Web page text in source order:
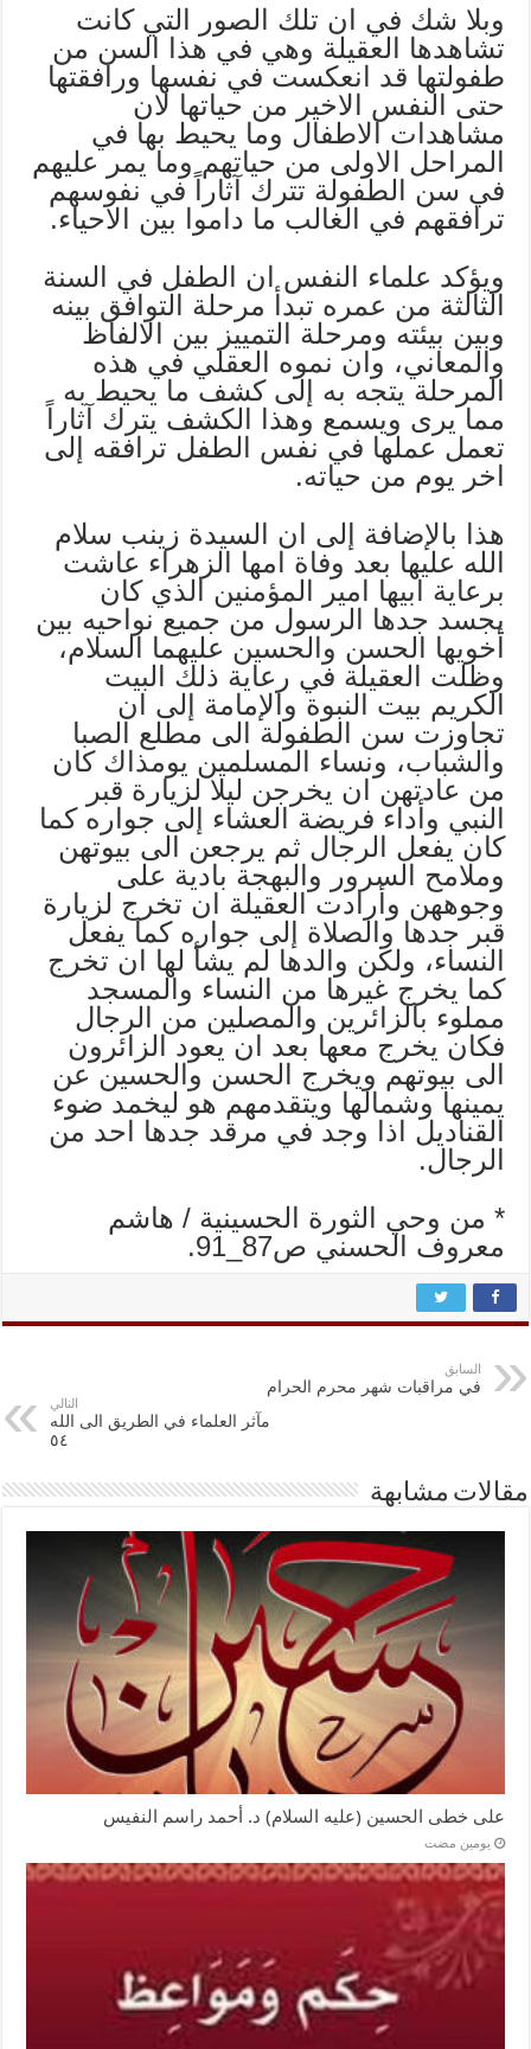
وبلا شك في ان تلك الصور التي كانت
تشاهدها العقيلة وهي في هذا السن من
طفولتها قد انعكست في نفسها ورافقتها
حتى النفس الاخير من حياتها لان
مشاهدات الاطفال وما يحيط بها في
المراحل الاولى من حياتهم وما يمر عليهم
في سن الطفولة تترك آثاراً في نفوسهم
ترافقهم في الغالب ما داموا بين الاحياء.
ويؤكد علماء النفس ان الطفل في السنة
الثالثة من عمره تبدأ مرحلة التوافق بينه
وبين بيئته ومرحلة التمييز بين الالفاظ
والمعاني، وان نموه العقلي في هذه
المرحلة يتجه به إلى كشف ما يحيط به
مما يرى ويسمع وهذا الكشف يترك آثاراً
تعمل عملها في نفس الطفل ترافقه إلى
اخر يوم من حياته.
هذا بالإضافة إلى ان السيدة زينب سلام
الله عليها بعد وفاة امها الزهراء عاشت
برعاية ابيها امير المؤمنين الذي كان
يجسد جدها الرسول من جميع نواحيه بين
أخويها الحسن والحسين عليهما السلام،
وظلت العقيلة في رعاية ذلك البيت
الكريم بيت النبوة والإمامة إلى ان
تجاوزت سن الطفولة الى مطلع الصبا
والشباب، ونساء المسلمين يومذاك كان
من عادتهن ان يخرجن ليلا لزيارة قبر
النبي وأداء فريضة العشاء إلى جواره كما
كان يفعل الرجال ثم يرجعن الى بيوتهن
وملامح السرور والبهجة بادية على
وجوههن وأرادت العقيلة ان تخرج لزيارة
قبر جدها والصلاة إلى جواره كما يفعل
النساء، ولكن والدها لم يشأ لها ان تخرج
كما يخرج غيرها من النساء والمسجد
مملوء بالزائرين والمصلين من الرجال
فكان يخرج معها بعد ان يعود الزائرون
الى بيوتهم ويخرج الحسن والحسين عن
يمينها وشمالها ويتقدمهم هو ليخمد ضوء
القناديل اذا وجد في مرقد جدها احد من
الرجال.
* من وحي الثورة الحسينية / هاشم
معروف الحسني ص87_91.
السابق
في مراقبات شهر محرم الحرام
التالي
مآثر العلماء في الطريق الى الله
٥٤
مقالات مشابهة
على خطى الحسين (عليه السلام) د. أحمد راسم النفيس
‏يومين مضت